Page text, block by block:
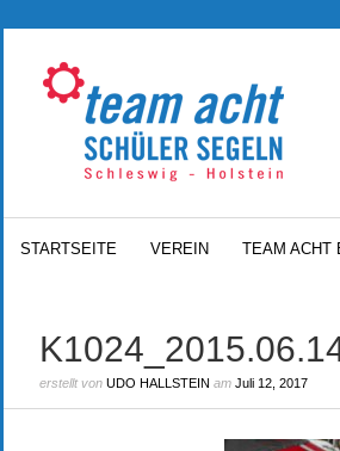
STARTSEITE VEREIN TEAM ACHT
erstellt von UDO HALLSTEIN am Juli 12, 2017